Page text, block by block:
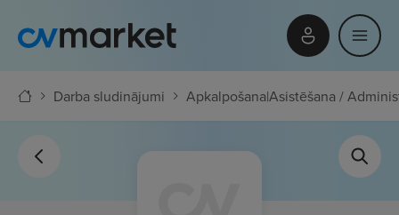
Darba sludinājumi Apkalpošana|Asistēšana /